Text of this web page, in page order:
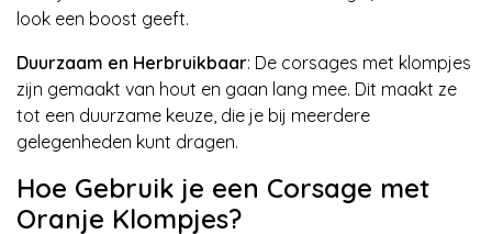
look een boost geeft.
Duurzaam en Herbruikbaar: De corsages met klompjes
zijn gemaakt van hout en gaan lang mee. Dit maakt ze
tot een duurzame keuze, die je bij meerdere
gelegenheden kunt dragen.
Hoe Gebruik je een Corsage met
Oranje Klompjes?